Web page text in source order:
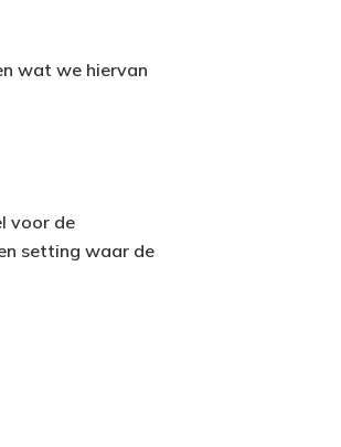
wat we hiervan
voor de
setting waar de